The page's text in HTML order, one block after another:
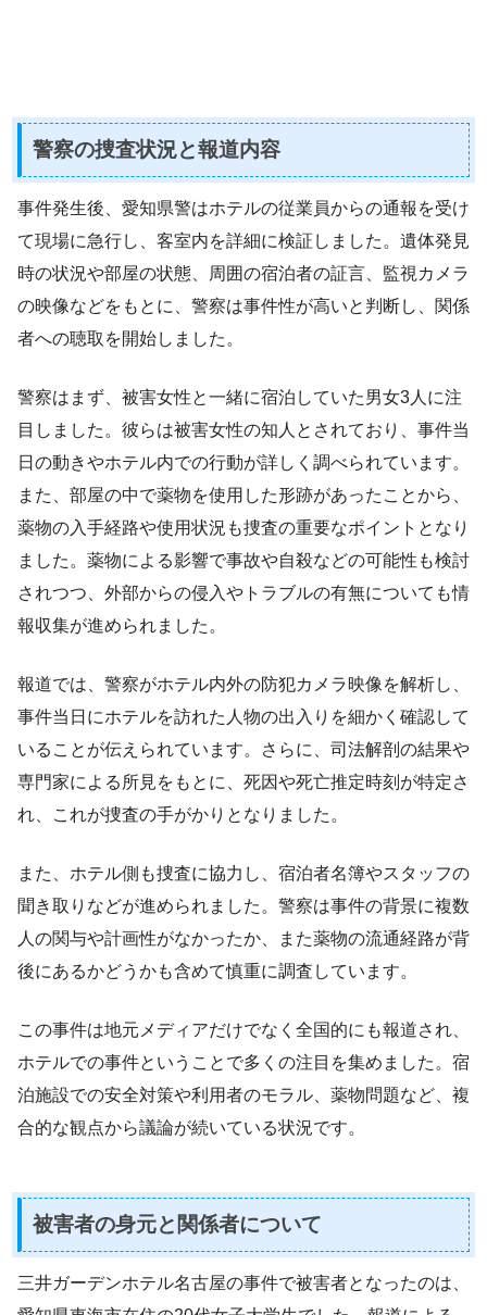
警察の捜査状況と報道内容
事件発生後、愛知県警はホテルの従業員からの通報を受け
て現場に急行し、客室内を詳細に検証しました。遺体発見
時の状況や部屋の状態、周囲の宿泊者の証言、監視カメラ
の映像などをもとに、警察は事件性が高いと判断し、関係
者への聴取を開始しました。
警察はまず、被害女性と一緒に宿泊していた男女3人に注
目しました。彼らは被害女性の知人とされており、事件当
日の動きやホテル内での行動が詳しく調べられています。
また、部屋の中で薬物を使用した形跡があったことから、
薬物の入手経路や使用状況も捜査の重要なポイントとなり
ました。薬物による影響で事故や自殺などの可能性も検討
されつつ、外部からの侵入やトラブルの有無についても情
報収集が進められました。
報道では、警察がホテル内外の防犯カメラ映像を解析し、
事件当日にホテルを訪れた人物の出入りを細かく確認して
いることが伝えられています。さらに、司法解剖の結果や
専門家による所見をもとに、死因や死亡推定時刻が特定さ
れ、これが捜査の手がかりとなりました。
また、ホテル側も捜査に協力し、宿泊者名簿やスタッフの
聞き取りなどが進められました。警察は事件の背景に複数
人の関与や計画性がなかったか、また薬物の流通経路が背
後にあるかどうかも含めて慎重に調査しています。
この事件は地元メディアだけでなく全国的にも報道され、
ホテルでの事件ということで多くの注目を集めました。宿
泊施設での安全対策や利用者のモラル、薬物問題など、複
合的な観点から議論が続いている状況です。
被害者の身元と関係者について
三井ガーデンホテル名古屋の事件で被害者となったのは、